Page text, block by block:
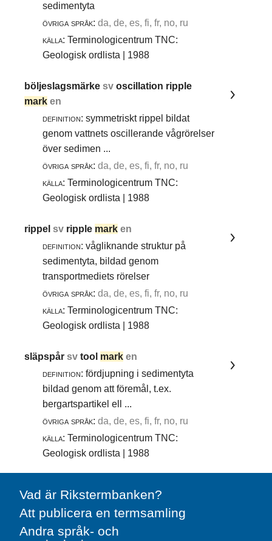
sedimentyta
övriga språk: da, de, es, fi, fr, no, ru
källa: Terminologicentrum TNC:
Geologisk ordlista | 1988
böljeslagsmärkesvoscillation ripple
mark en
definition: symmetriskt rippel bildat
genom vattnets oscillerande vågrörelser
över sedimen ...
övriga språk: da, de, es, fi, fr, no, ru
källa: Terminologicentrum TNC:
Geologisk ordlista | 1988
rippelsv ripple mark en
definition: vågliknande struktur på
sedimentyta, bildad genom
transportmediets rörelser
övriga språk: da, de, es, fi, fr, no, ru
källa: Terminologicentrum TNC:
Geologisk ordlista | 1988
släpspårsvtool mark en
definition: fördjupning i sedimentyta
bildad genom att föremål, t.ex.
bergartspartikel ell ...
övriga språk: da, de, es, fi, fr, no, ru
källa: Terminologicentrum TNC:
Geologisk ordlista | 1988
Vad är Rikstermbanken?
Att publicera en termsamling
Andra språk- och